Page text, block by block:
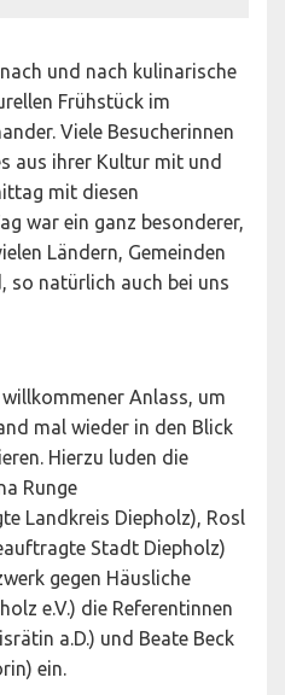
und nach kulinarische
Frühstück im
Viele Besucherinnen
aus ihrer Kultur mit und
mit diesen
war ein ganz besonderer,
Ländern, Gemeinden
so natürlich auch bei uns
Anlass, um
mal wieder in den Blick
Hierzu luden die
Runge
Landkreis Diepholz), Rosl
Stadt Diepholz)
gegen Häusliche
e.V.) die Referentinnen
a.D.) und Beate Beck
ein.